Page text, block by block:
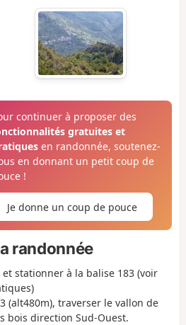
continuer à proposer des
gratuites et
en randonnée, soutenez-
en donnant un petit coup de
!
Je donne un coup de pouce
randonnée
stationner à la balise 183 (voir
(alt480m), traverser le vallon de
bois direction Sud-Ouest.